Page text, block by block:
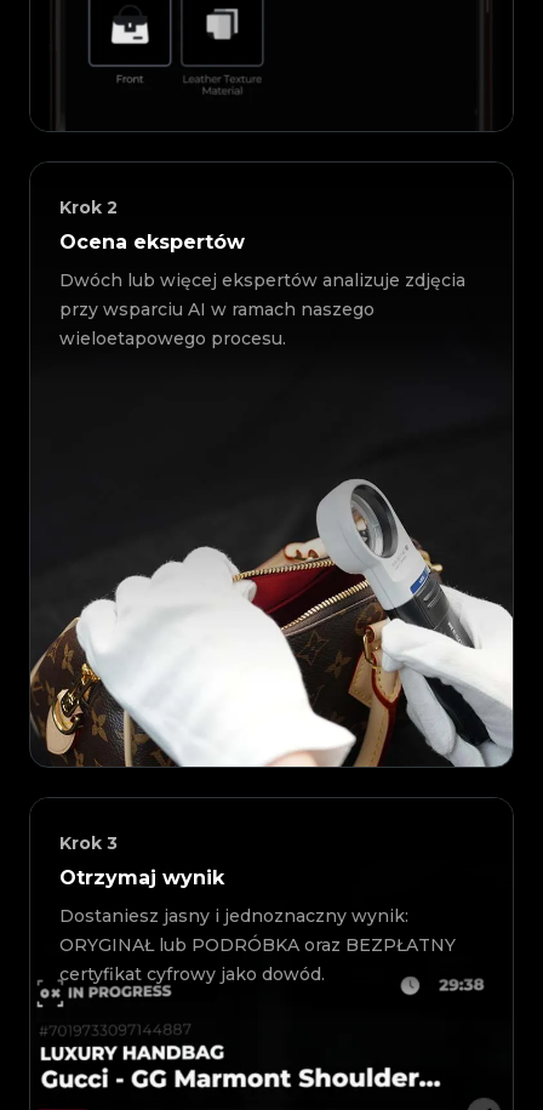
Krok 2
Ocena ekspertów
Dwóch lub więcej ekspertów analizuje zdjęcia
przy wsparciu AI w ramach naszego
wieloetapowego procesu.
Krok 3
Otrzymaj wynik
Dostaniesz jasny i jednoznaczny wynik:
ORYGINAŁ lub PODRÓBKA oraz BEZPŁATNY
certyfikat cyfrowy jako dowód.